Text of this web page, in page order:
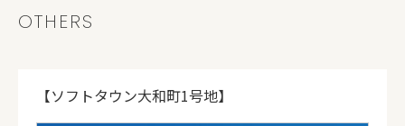
OTHERS
【ソフトタウン大和町1号地】